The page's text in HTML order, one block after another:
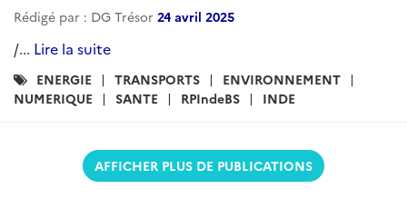
Rédigé par : DG Trésor 24 avril 2025
/... Lire la suite
Catégories
:
ENERGIE TRANSPORTS
ENVIRONNEMENT
NUMERIQUE
SANTE RPIndeBS INDE
AFFICHER PLUS DE PUBLICATIONS